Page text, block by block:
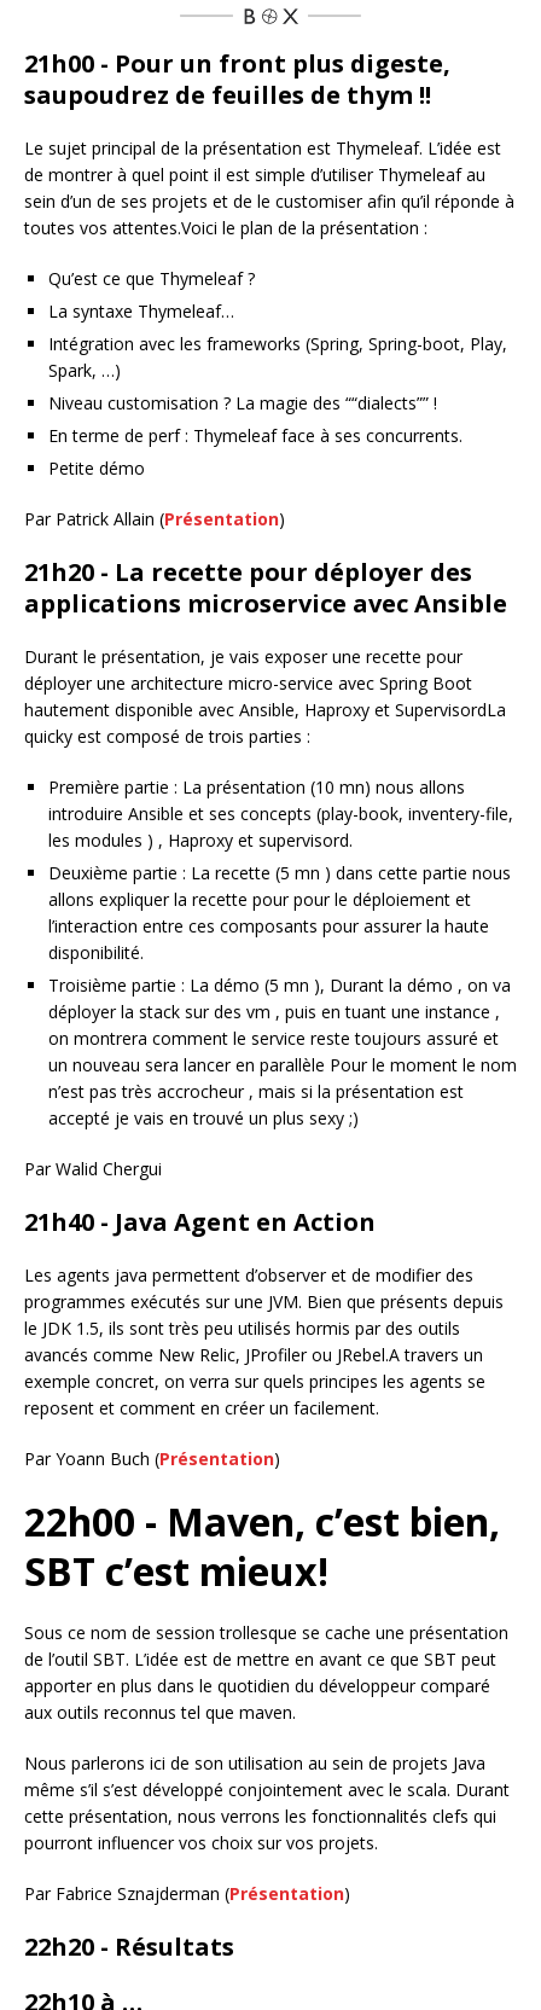
21h00 - Pour un front plus digeste,
saupoudrez de feuilles de thym !!
Le sujet principal de la présentation est Thymeleaf. L’idée est
de montrer à quel point il est simple d’utiliser Thymeleaf au
sein d’un de ses projets et de le customiser afin qu’il réponde à
toutes vos attentes.Voici le plan de la présentation :
Qu’est ce que Thymeleaf ?
La syntaxe Thymeleaf…
Intégration avec les frameworks (Spring, Spring-boot, Play,
Spark, …)
Niveau customisation ? La magie des ““dialects”” !
En terme de perf : Thymeleaf face à ses concurrents.
Petite démo
Par Patrick Allain (Présentation)
21h20 - La recette pour déployer des
applications microservice avec Ansible
Durant le présentation, je vais exposer une recette pour
déployer une architecture micro-service avec Spring Boot
hautement disponible avec Ansible, Haproxy et SupervisordLa
quicky est composé de trois parties :
Première partie : La présentation (10 mn) nous allons
introduire Ansible et ses concepts (play-book, inventery-file,
les modules ) , Haproxy et supervisord.
Deuxième partie : La recette (5 mn ) dans cette partie nous
allons expliquer la recette pour pour le déploiement et
l’interaction entre ces composants pour assurer la haute
disponibilité.
Troisième partie : La démo (5 mn ), Durant la démo , on va
déployer la stack sur des vm , puis en tuant une instance ,
on montrera comment le service reste toujours assuré et
un nouveau sera lancer en parallèle Pour le moment le nom
n’est pas très accrocheur , mais si la présentation est
accepté je vais en trouvé un plus sexy ;)
Par Walid Chergui
21h40 - Java Agent en Action
Les agents java permettent d’observer et de modifier des
programmes exécutés sur une JVM. Bien que présents depuis
le JDK 1.5, ils sont très peu utilisés hormis par des outils
avancés comme New Relic, JProfiler ou JRebel.A travers un
exemple concret, on verra sur quels principes les agents se
reposent et comment en créer un facilement.
Par Yoann Buch (Présentation)
22h00 - Maven, c’est bien,
SBT c’est mieux!
Sous ce nom de session trollesque se cache une présentation
de l’outil SBT. L’idée est de mettre en avant ce que SBT peut
apporter en plus dans le quotidien du développeur comparé
aux outils reconnus tel que maven.
Nous parlerons ici de son utilisation au sein de projets Java
même s’il s’est développé conjointement avec le scala. Durant
cette présentation, nous verrons les fonctionnalités clefs qui
pourront influencer vos choix sur vos projets.
Par Fabrice Sznajderman (Présentation)
22h20 - Résultats
22h10 à …